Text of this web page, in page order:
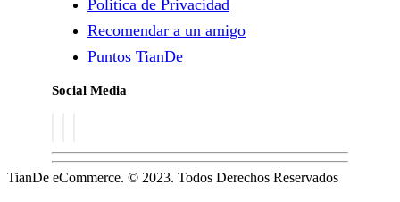
Politica de Privacidad
Recomendar a un amigo
Puntos TianDe
Social Media
TianDe eCommerce. © 2023. Todos Derechos Reservados